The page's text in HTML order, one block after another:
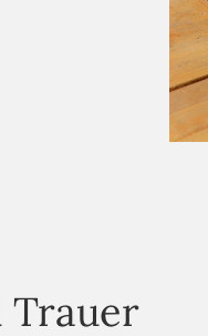
Trauer